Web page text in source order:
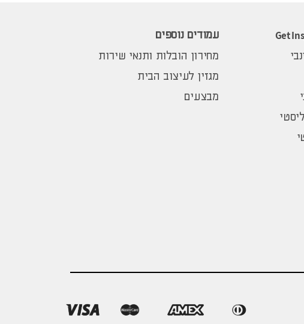
Get
עמודים נוספים
מחירון הובלות ותנאי שירות
מגזין לעיצוב הבית
מבצעים